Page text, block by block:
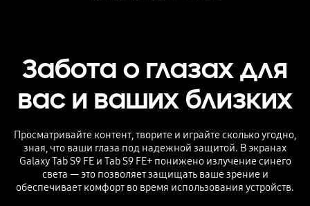
Забота о глазах для
вас и ваших близких
Просматривайте контент, творите и играйте сколько угодно,
зная, что ваши глаза под надежной защитой. В экранах
Galaxy Tab S9 FE и Tab S9 FE+ понижено излучение синего
света — это позволяет защищать ваше зрение и
обеспечивает комфорт во время использования устройств.